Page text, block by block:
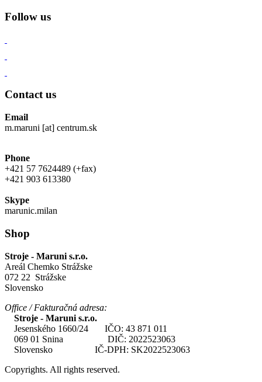
Follow us
Contact us
Email
m.maruni [at] centrum.sk
Phone
+421 57 7624489 (+fax)
+421 903 613380
Skype
marunic.milan
Shop
Stroje - Maruni s.r.o.
Areál Chemko Strážske
072 22 Strážske
Slovensko
Office / Fakturačná adresa:
Stroje - Maruni s.r.o.
Jesenského 1660/24 IČO: 43 871 011
069 01 Snina DIČ: 2022523063
Slovensko IČ-DPH: SK2022523063
Copyrights. All rights reserved.